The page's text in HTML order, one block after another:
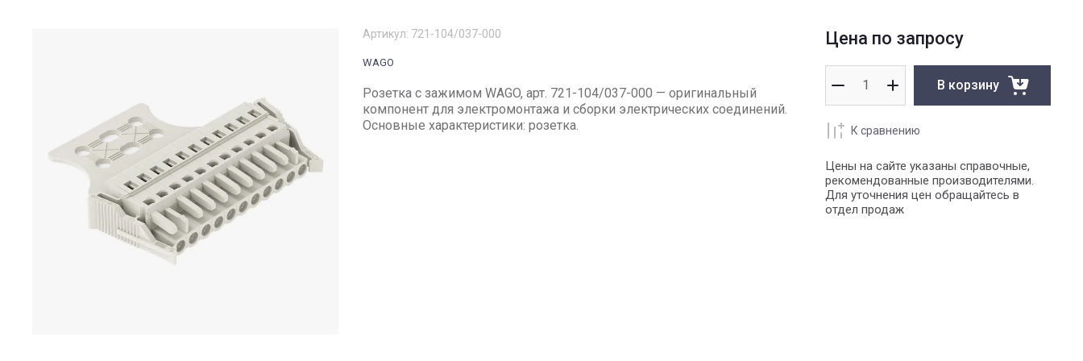
Артикул: 721-104/037-000
WAGO
Розетка с зажимом WAGO, арт. 721-104/037-000 — оригинальный
компонент для электромонтажа и сборки электрических соединений.
Основные характеристики: розетка.
Цена по запросу
В корзину
К сравнению
Цены на сайте указаны справочные,
рекомендованные производителями.
Для уточнения цен обращайтесь в
отдел продаж